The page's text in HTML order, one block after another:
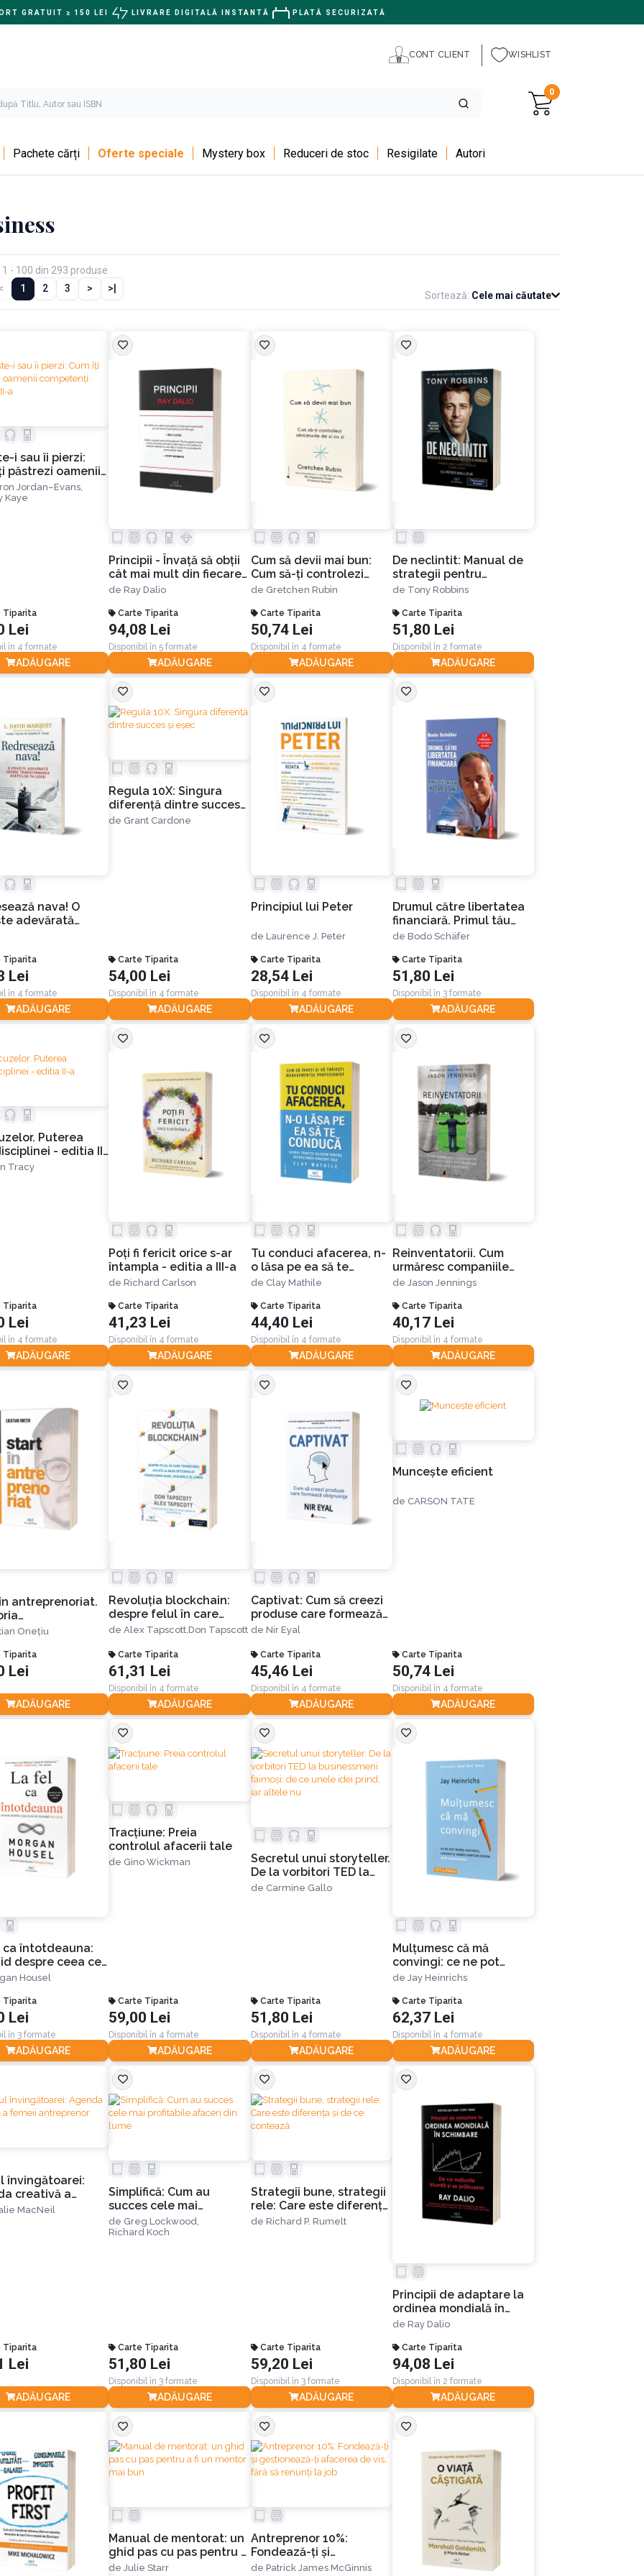
GRATUIT ≥ 150 LEI LIVRARE DIGITALĂ INSTANTĂ PLATĂ SECURIZATĂ
CONT CLIENT WISHLIST
0
Pachete cărți Oferte speciale Mystery box Reduceri de stoc Resigilate Autori
- 100 din 293 produse
1 2 3 > >|
Sortează: Cele mai căutate
i sau îi pierzi:
păstrezi oamenii
Ediția a II-a
Jordan–Evans,
Kaye
Tiparita
Lei
în 4 formate
ADĂUGARE
Principii - Învață să obții
cât mai mult din fiecare
efort pe care îl depui!
deRay Dalio
Carte Tiparita
94,08 Lei
Disponibil în 5 formate
ADĂUGARE
Cum să devii mai bun:
Cum să-ți controlezi
obiceiurile de zi cu zi
de Gretchen Rubin
Carte Tiparita
50,74 Lei
Disponibil în 4 formate
ADĂUGARE
De neclintit: Manual de
strategii pentru
libertatea ta financiară
de Tony Robbins
Carte Tiparita
51,80 Lei
Disponibil în 2 formate
ADĂUGARE
nava! O
adevărată
transformarea
Tiparita
Lei
în 4 formate
ADĂUGARE
Regula 10X: Singura
diferență dintre succes
și eșec
de Grant Cardone
Carte Tiparita
54,00 Lei
Disponibil în 4 formate
ADĂUGARE
Principiul lui Peter
de Laurence J. Peter
Carte Tiparita
28,54 Lei
Disponibil în 4 formate
ADĂUGARE
Drumul către libertatea
financiară. Primul tău
milion în şapte ani. Ediția
de Bodo Schäfer
Carte Tiparita
51,80 Lei
Disponibil în 3 formate
ADĂUGARE
Puterea
- editia II-
Tracy
Tiparita
Lei
în 4 formate
ADĂUGARE
Poţi fi fericit orice s-ar
întampla - editia a III-a
deRichard Carlson
Carte Tiparita
41,23 Lei
Disponibil în 4 formate
ADĂUGARE
Tu conduci afacerea, n-
o lăsa pe ea să te
conducă editia a II-a
de Clay Mathile
Carte Tiparita
44,40 Lei
Disponibil în 4 formate
ADĂUGARE
Reinventatorii. Cum
urmăresc companiile
extraordinare
continuă
de Jason Jennings
Carte Tiparita
40,17 Lei
Disponibil în 4 formate
ADĂUGARE
antreprenoriat.
de la a
Onețiu
Tiparita
Lei
ADĂUGARE
Revoluţia blockchain:
despre felul în care
tehnologia aflată la
transformă banii,
afacerile şi lumea. Ediția
a II-a
deAlex Tapscott,Don Tapscott
Carte Tiparita
61,31 Lei
Disponibil în 4 formate
ADĂUGARE
Captivat: Cum să creezi
produse care formează
obișnuințe
de Nir Eyal
Carte Tiparita
45,46 Lei
Disponibil în 4 formate
ADĂUGARE
Munceşte eficient
de CARSON TATE
Carte Tiparita
50,74 Lei
Disponibil în 4 formate
ADĂUGARE
ca întotdeauna:
despre ceea ce
niciodată
Housel
Tiparita
Lei
în 3 formate
ADĂUGARE
Tracțiune: Preia
controlul afacerii tale
de Gino Wickman
Carte Tiparita
59,00 Lei
Disponibil în 4 formate
ADĂUGARE
Secretul unui storyteller.
De la vorbitori TED la
businessmeni faimoși: de
de Carmine Gallo
Carte Tiparita
51,80 Lei
Disponibil în 4 formate
ADĂUGARE
Mulțumesc că mă
convingi: ce ne pot
învăța Aristotel, Lincoln
arta persuasiunii
de Jay Heinrichs
Carte Tiparita
62,37 Lei
Disponibil în 4 formate
ADĂUGARE
învingătoarei:
creativă a
antreprenor
MacNeil
Tiparita
Lei
ADĂUGARE
Simplifică: Cum au
succes cele mai
profitabile afaceri din
lume
de Greg Lockwood,
Richard Koch
Carte Tiparita
51,80 Lei
Disponibil în 3 formate
ADĂUGARE
Strategii bune, strategii
rele: Care este diferența
și de ce contează
de Richard P. Rumelt
Carte Tiparita
59,20 Lei
Disponibil în 3 formate
ADĂUGARE
Principii de adaptare la
ordinea mondială în
schimbare: De ce
prăbușesc
de Ray Dalio
Carte Tiparita
94,08 Lei
Disponibil în 2 formate
ADĂUGARE
Manual de mentorat: un
ghid pas cu pas pentru a
fi un mentor mai bun
deJulie Starr
Antreprenor 10%:
Fondează-ți și
gestionează-ți afacerea
de Patrick James McGinnis